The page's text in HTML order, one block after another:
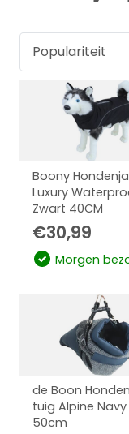
Boony
Luxury
Zwart 40CM
€30,99
Morgen
de Boon
tuig Alpine Navy
50cm